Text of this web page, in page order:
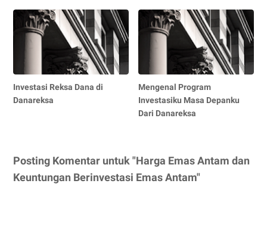
Investasi Reksa Dana di
Danareksa
Mengenal Program
Investasiku Masa Depanku
Dari Danareksa
Posting Komentar untuk "Harga Emas Antam dan
Keuntungan Berinvestasi Emas Antam"